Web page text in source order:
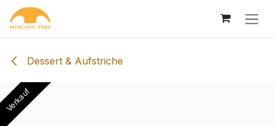
Zum Inhalt springen
Dessert & Aufstriche
Verkauf